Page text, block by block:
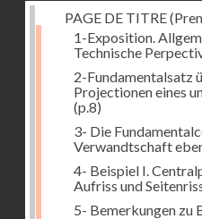
PAGE DE TITRE
1-Exposition.
Technische
2-Fundamentalsatz
Projectionen eines
(p.8)
3- Die
Verwandtschaft
4- Beispiel I.
Aufriss und
5- Bemerkungen zu